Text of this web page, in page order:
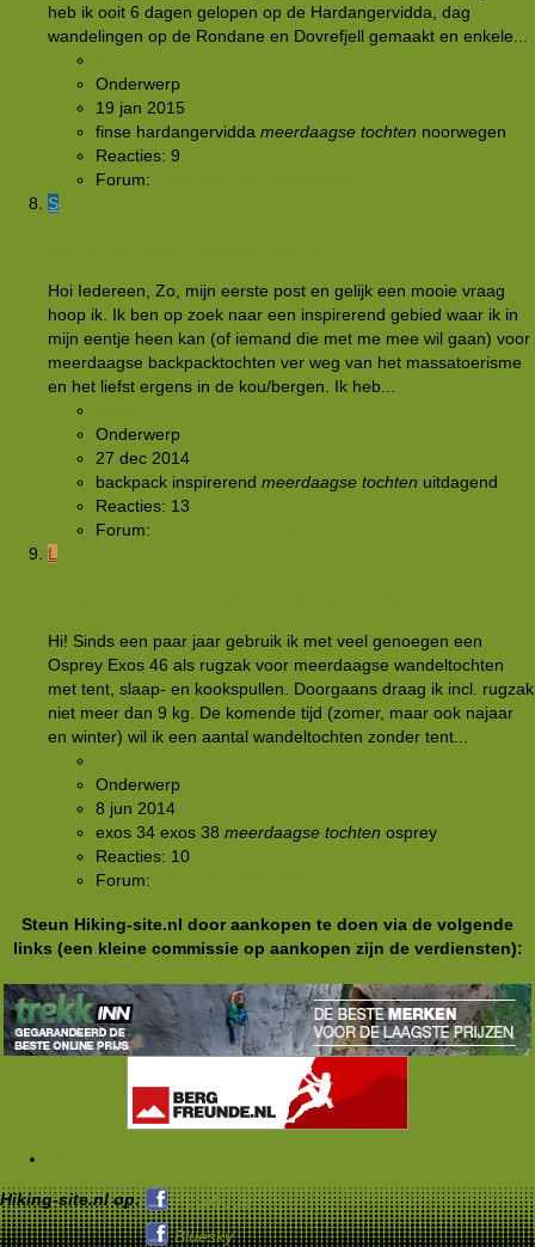
heb ik ooit 6 dagen gelopen op de Hardangervidda, dag
wandelingen op de Rondane en Dovrefjell gemaakt en enkele...
Onderwerp
19 jan 2015
finse hardangervidda meerdaagse tochten noorwegen
Reacties: 9
Forum:
S
Hoi Iedereen, Zo, mijn eerste post en gelijk een mooie vraag
hoop ik. Ik ben op zoek naar een inspirerend gebied waar ik in
mijn eentje heen kan (of iemand die met me mee wil gaan) voor
meerdaagse backpacktochten ver weg van het massatoerisme
en het liefst ergens in de kou/bergen. Ik heb...
Onderwerp
27 dec 2014
backpack inspirerend meerdaagse tochten uitdagend
Reacties: 13
Forum:
L
Hi! Sinds een paar jaar gebruik ik met veel genoegen een
Osprey Exos 46 als rugzak voor meerdaagse wandeltochten
met tent, slaap- en kookspullen. Doorgaans draag ik incl. rugzak
niet meer dan 9 kg. De komende tijd (zomer, maar ook najaar
en winter) wil ik een aantal wandeltochten zonder tent...
Onderwerp
8 jun 2014
exos 34 exos 38 meerdaagse tochten osprey
Reacties: 10
Forum:
Steun Hiking-site.nl door aankopen te doen via de volgende
links (een kleine commissie op aankopen zijn de verdiensten):
Hiking-site.nl op:
Facebook
Bluesky